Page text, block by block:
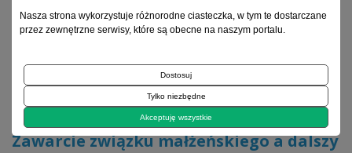
Archiwum 1992–2014
2005, tom 14, suplement 1
Opis przypadku
Zawarcie związku małżeńskiego a dalszy
Nasza strona wykorzystuje różnorodne ciasteczka, w tym te dostarczane
przez zewnętrzne serwisy, które są obecne na naszym portalu.
Dostosuj
Tylko niezbędne
Akceptuję wszystkie